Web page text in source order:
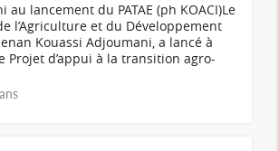
au lancement du PATAE (ph KOACI)Le
l’Agriculture et du Développement
Kouassi Adjoumani, a lancé à
Projet d’appui à la transition agro-